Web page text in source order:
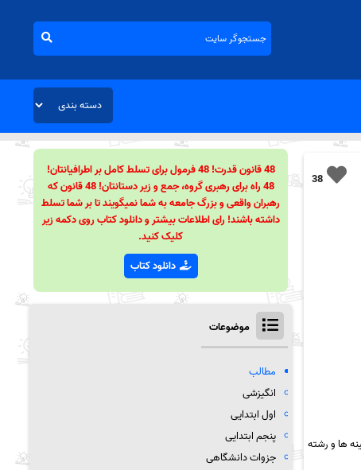
38
ها و رشته
48 قانون قدرت! 48 فرمول برای تسلط کامل بر اطرافیانتان!
48 راه برای رهبری گروه، جمع و زیر دستانتان! 48 قانون که
رهبران واقعی و بزرگ جامعه به شما نمیگویند تا بر شما تسلط
داشته باشند! رای اطلاعات بیشتر و دانلود کتاب روی دکمه زیر
کلیک کنید.
دانلود کتاب
موضوعات
مطالب
انگیزشی
اول ابتدایی
پنجم ابتدایی
جزوات دانشگاهی